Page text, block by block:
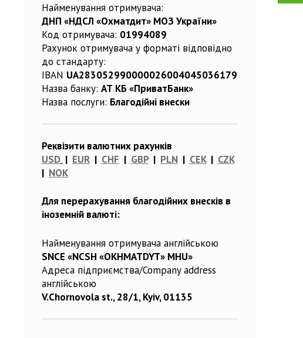
Найменування отримувача:
ДНП «НДСЛ «Охматдит» МОЗ України»
Код отримувача: 01994089
Рахунок отримувача у форматі відповідно
до стандарту:
IBAN UA283052990000026004045036179
Назва банку: АТ КБ «ПриватБанк»
Назва послуги: Благодійні внески
Реквізити валютних рахунків
USD | EUR| CHF | GBP| PLN| CEK| CZK
| NOK
Для перерахування благодійних внесків в
іноземній валюті:
Найменування отримувача англійською
SNCE «NCSH «OKHMATDYT» MHU»
Адреса підприємства/Company address
англійською
V.Chornovola st., 28/1, Kyiv, 01135